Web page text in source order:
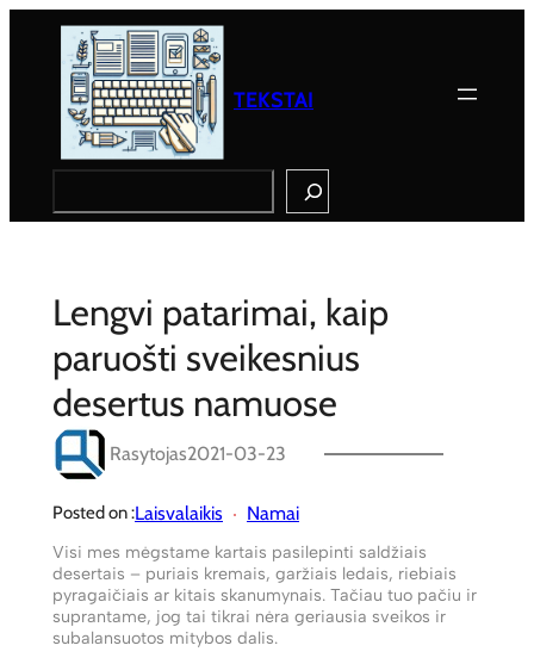
TEKSTAI
Lengvi patarimai, kaip
paruošti sveikesnius
desertus namuose
Rasytojas2021-03-23
Posted on :Laisvalaikis Namai
Visi mes mėgstame kartais pasilepinti saldžiais
desertais – puriais kremais, garžiais ledais, riebiais
pyragaičiais ar kitais skanumynais. Tačiau tuo pačiu ir
suprantame, jog tai tikrai nėra geriausia sveikos ir
subalansuotos mitybos dalis.